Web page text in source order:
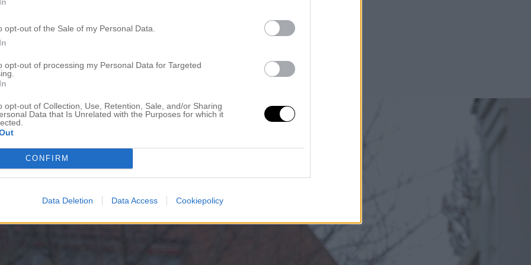
opt-out of the Sale of my Personal Data.
opt-out of processing my Personal Data for Targeted
opt-out of Collection, Use, Retention, Sale, and/or Sharing
Data that Is Unrelated with the Purposes for which it
CONFIRM
Data Deletion Data Access Cookiepolicy
BUBBLEROOM